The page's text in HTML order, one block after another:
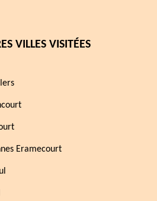
VILLES VISITÉES
Eramecourt